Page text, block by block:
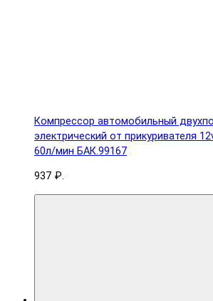
Компрессор автомобильный
электрический от прикуривателя
60л/мин БАК.99167
937 ₽.